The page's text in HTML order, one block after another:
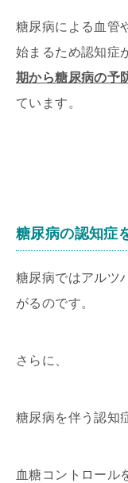
糖尿病による血管
始まるため認知症
期から糖尿病の予
ています。
糖尿病の認知症
糖尿病ではアルツ
がるのです。
さらに、
糖尿病を伴う認知
血糖コントロール